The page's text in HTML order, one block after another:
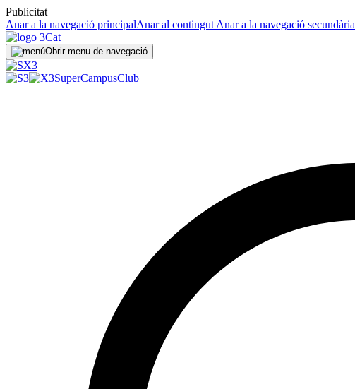
Publicitat
Anar a la navegació principalAnar al contingut Anar a la navegació secundària
Obrir menu de navegació
SuperCampusClub